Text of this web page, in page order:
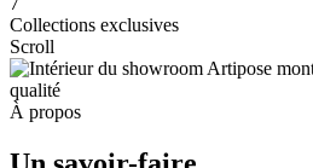
Collections exclusives
Scroll
À propos